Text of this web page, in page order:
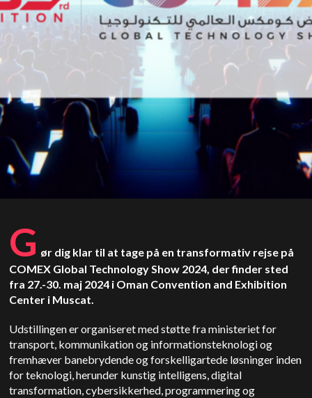
G ør dig klar til at tage på en transformativ rejse på
COMEX Global Technology Show 2024, der finder sted
fra 27.-30. maj 2024 i Oman Convention and Exhibition
Center i Muscat.
Udstillingen er organiseret med støtte fra ministeriet for
transport, kommunikation og informationsteknologi og
fremhæver banebrydende og forskelligartede løsninger inden
for teknologi, herunder kunstig intelligens, digital
transformation, cybersikkerhed, programmering og